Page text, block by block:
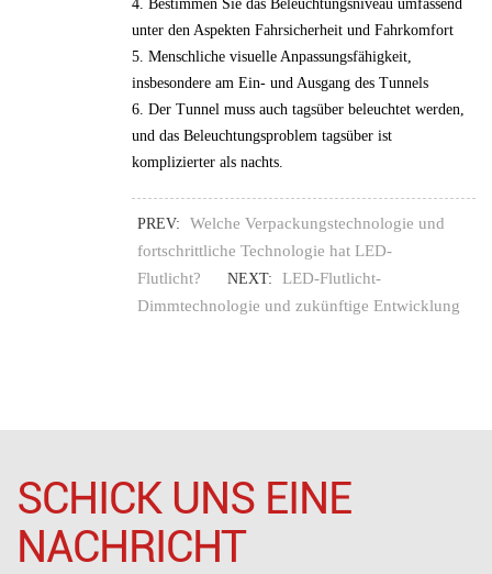
4. Bestimmen Sie das Beleuchtungsniveau umfassend
unter den Aspekten Fahrsicherheit und Fahrkomfort
5. Menschliche visuelle Anpassungsfähigkeit,
insbesondere am Ein- und Ausgang des Tunnels
6. Der Tunnel muss auch tagsüber beleuchtet werden,
und das Beleuchtungsproblem tagsüber ist
komplizierter als nachts.
PREV:
Welche Verpackungstechnologie und
fortschrittliche Technologie hat LED-
Flutlicht? NEXT:
LED-Flutlicht-
Dimmtechnologie und zukünftige Entwicklung
SCHICK UNS EINE
NACHRICHT